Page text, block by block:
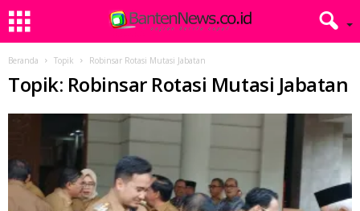
Beranda Topik Robinsar Rotasi Mutasi Jabatan
Topik: Robinsar Rotasi Mutasi Jabatan